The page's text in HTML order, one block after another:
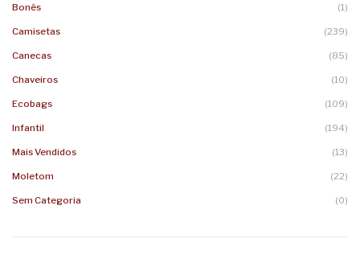
Camisetas Infantis
Chaveiros
Ecobags
Bonés (1)
Camisetas (239)
Canecas (85)
Chaveiros (10)
Ecobags (109)
Infantil (194)
Mais Vendidos (13)
Moletom (22)
Sem Categoria (0)